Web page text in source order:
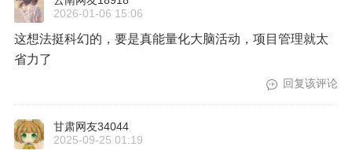
2026-01-06 15:06
这想法挺科幻的，要是真能量化大脑活动，项目管理就太
省力了
回复该评论
甘肃网友34044
2025-09-25 01:19